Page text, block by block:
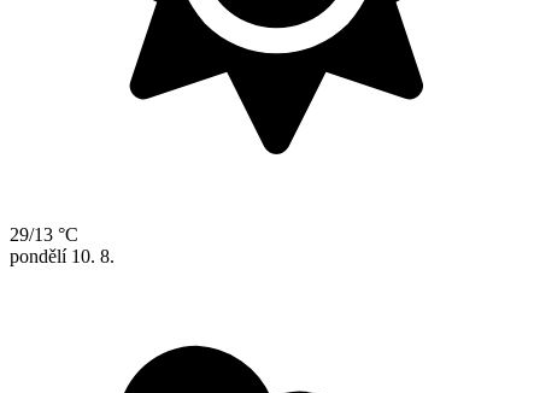
29/13 °C
pondělí 10. 8.